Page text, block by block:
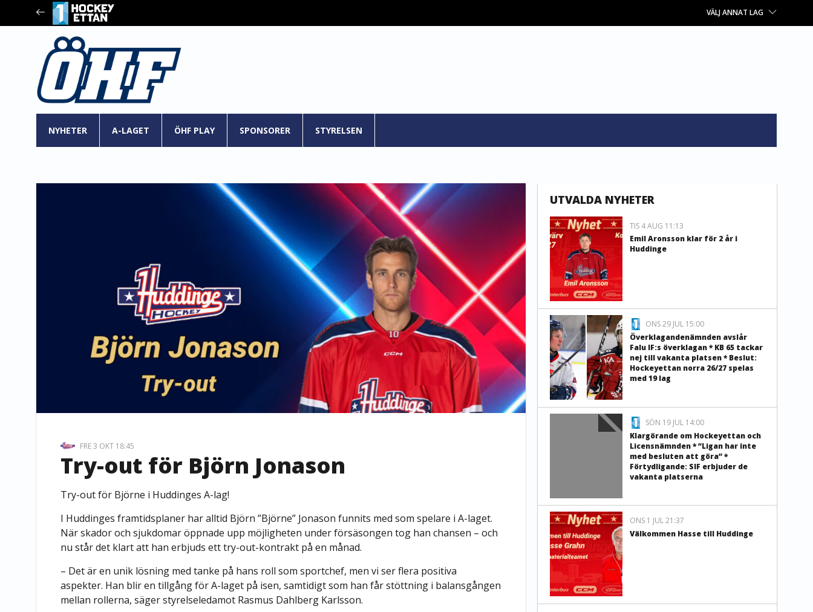
VÄLJ ANNAT LAG
NYHETER A-LAGET ÖHF PLAY SPONSORER STYRELSEN
FRE 3 OKT 18:45
Try-out för Björn Jonason
Try-out för Björne i Huddinges A-lag!
I Huddinges framtidsplaner har alltid Björn ”Björne” Jonason funnits med som spelare i A-laget.
När skador och sjukdomar öppnade upp möjligheten under försäsongen tog han chansen – och
nu står det klart att han erbjuds ett try-out-kontrakt på en månad.
– Det är en unik lösning med tanke på hans roll som sportchef, men vi ser flera positiva
aspekter. Han blir en tillgång för A-laget på isen, samtidigt som han får stöttning i balansgången
mellan rollerna, säger styrelseledamot Rasmus Dahlberg Karlsson.
UTVALDA NYHETER
TIS 4 AUG 11:13
Emil Aronsson klar för 2 år i
Huddinge
ONS 29 JUL 15:00
Överklagandenämnden avslår
Falu IF:s överklagan * KB 65 tackar
nej till vakanta platsen * Beslut:
Hockeyettan norra 26/27 spelas
med 19 lag
SÖN 19 JUL 14:00
Klargörande om Hockeyettan och
Licensnämnden * ”Ligan har inte
med besluten att göra” *
Förtydligande: SIF erbjuder de
vakanta platserna
ONS 1 JUL 21:37
Välkommen Hasse till Huddinge